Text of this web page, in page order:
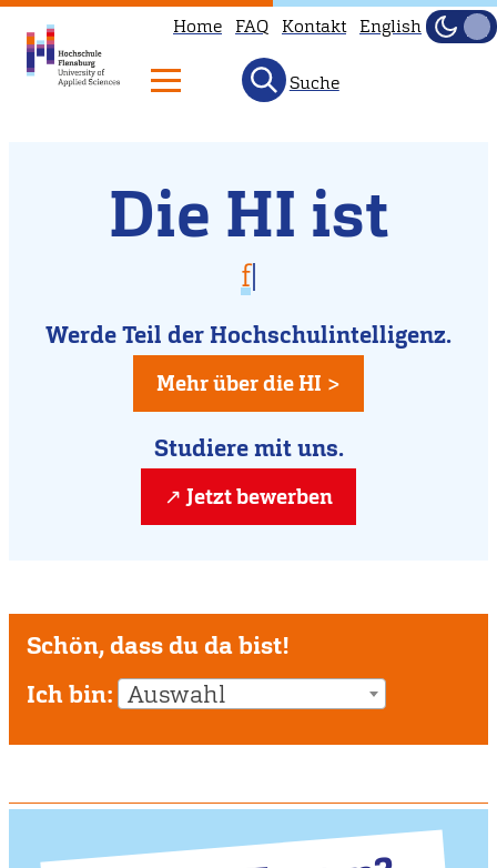
Home FAQ Kontakt English
Hell
Suche
Flensburg
Die HI ist
kreativ
für D
Werde Teil der Hochschulintelligenz.
Mehr über die HI >
Studiere mit uns.
Jetzt bewerben
Schön, dass du da bist!
Ich bin: Auswahl